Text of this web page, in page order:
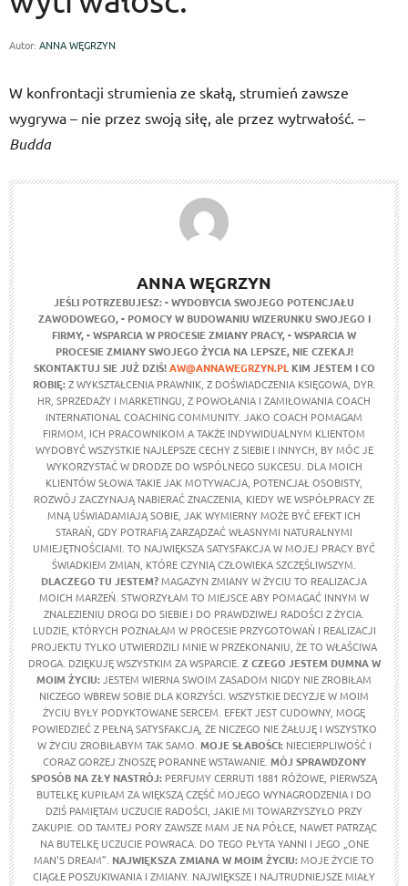
Autor: ANNA WĘGRZYN
W konfrontacji strumienia ze skałą, strumień zawsze
wygrywa – nie przez swoją siłę, ale przez wytrwałość. –
Budda
ANNA WĘGRZYN
JEŚLI POTRZEBUJESZ:- WYDOBYCIA SWOJEGO POTENCJAŁU
ZAWODOWEGO, - POMOCY W BUDOWANIU WIZERUNKU SWOJEGO I
FIRMY,- WSPARCIA W PROCESIE ZMIANY PRACY,- WSPARCIA W
PROCESIE ZMIANY SWOJEGO ŻYCIA NA LEPSZE, NIE CZEKAJ!
SKONTAKTUJ SIE JUŻ DZIŚ!AW@ANNAWEGRZYN.PL KIM JESTEM I CO
ROBIĘ:Z WYKSZTAŁCENIA PRAWNIK, Z DOŚWIADCZENIA KSIĘGOWA, DYR.
HR, SPRZEDAŻY I MARKETINGU, Z POWOŁANIA I ZAMIŁOWANIA COACH
INTERNATIONAL COACHING COMMUNITY. JAKO COACH POMAGAM
FIRMOM, ICH PRACOWNIKOM A TAKŻE INDYWIDUALNYM KLIENTOM
WYDOBYĆ WSZYSTKIE NAJLEPSZE CECHY Z SIEBIE I INNYCH, BY MÓC JE
WYKORZYSTAĆ W DRODZE DO WSPÓLNEGO SUKCESU. DLA MOICH
KLIENTÓW SŁOWA TAKIE JAK MOTYWACJA, POTENCJAŁ OSOBISTY,
ROZWÓJ ZACZYNAJĄ NABIERAĆ ZNACZENIA, KIEDY WE WSPÓŁPRACY ZE
MNĄ UŚWIADAMIAJĄ SOBIE, JAK WYMIERNY MOŻE BYĆ EFEKT ICH
STARAŃ, GDY POTRAFIĄ ZARZĄDZAĆ WŁASNYMI NATURALNYMI
UMIEJĘTNOŚCIAMI. TO NAJWIĘKSZA SATYSFAKCJA W MOJEJ PRACY BYĆ
ŚWIADKIEM ZMIAN, KTÓRE CZYNIĄ CZŁOWIEKA SZCZĘŚLIWSZYM.
DLACZEGO TU JESTEM?MAGAZYN ZMIANY W ŻYCIU TO REALIZACJA
MOICH MARZEŃ. STWORZYŁAM TO MIEJSCE ABY POMAGAĆ INNYM W
ZNALEZIENIU DROGI DO SIEBIE I DO PRAWDZIWEJ RADOŚCI Z ŻYCIA.
LUDZIE, KTÓRYCH POZNAŁAM W PROCESIE PRZYGOTOWAŃ I REALIZACJI
PROJEKTU TYLKO UTWIERDZILI MNIE W PRZEKONANIU, ŻE TO WŁAŚCIWA
DROGA. DZIĘKUJĘ WSZYSTKIM ZA WSPARCIE. Z CZEGO JESTEM DUMNA W
MOIM ŻYCIU:JESTEM WIERNA SWOIM ZASADOM NIGDY NIE ZROBIŁAM
NICZEGO WBREW SOBIE DLA KORZYŚCI. WSZYSTKIE DECYZJE W MOIM
ŻYCIU BYŁY PODYKTOWANE SERCEM. EFEKT JEST CUDOWNY, MOGĘ
POWIEDZIEĆ Z PEŁNĄ SATYSFAKCJĄ, ŻE NICZEGO NIE ŻAŁUJĘ I WSZYSTKO
W ŻYCIU ZROBIŁABYM TAK SAMO. MOJE SŁABOŚCI:NIECIERPLIWOŚĆ I
CORAZ GORZEJ ZNOSZĘ PORANNE WSTAWANIE. MÓJ SPRAWDZONY
SPOSÓB NA ZŁY NASTRÓJ: PERFUMY CERRUTI 1881 RÓŻOWE, PIERWSZĄ
BUTELKĘ KUPIŁAM ZA WIĘKSZĄ CZĘŚĆ MOJEGO WYNAGRODZENIA I DO
DZIŚ PAMIĘTAM UCZUCIE RADOŚCI, JAKIE MI TOWARZYSZYŁO PRZY
ZAKUPIE. OD TAMTEJ PORY ZAWSZE MAM JE NA PÓŁCE, NAWET PATRZĄC
NA BUTELKĘ UCZUCIE POWRACA. DO TEGO PŁYTA YANNI I JEGO „ONE
MAN'S DREAM”. NAJWIĘKSZA ZMIANA W MOIM ŻYCIU:MOJE ŻYCIE TO
CIĄGŁE POSZUKIWANIA I ZMIANY. NAJWIĘKSZE I NAJTRUDNIEJSZE MIAŁY